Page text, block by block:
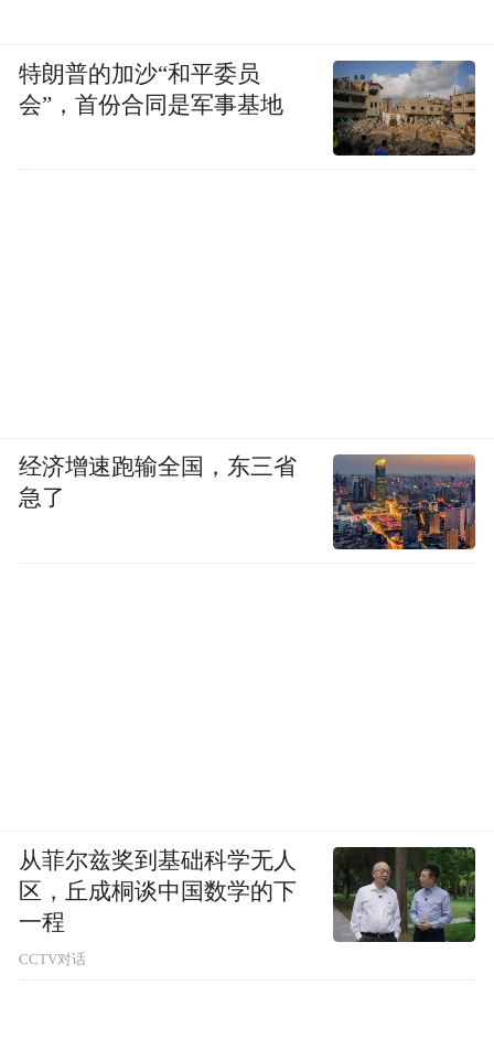
特朗普的加沙“和平委员
会”，首份合同是军事基地
经济增速跑输全国，东三省
急了
从菲尔兹奖到基础科学无人
区，丘成桐谈中国数学的下
一程
CCTV对话